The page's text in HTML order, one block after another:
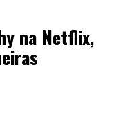
na Netflix,